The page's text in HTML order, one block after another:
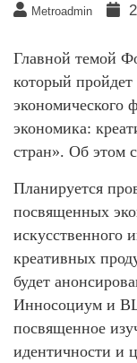
Metroadmin
Главной темой
который пройдет
экономического
экономика:
стран». Об этом
Планируется
посвященных
искусственного
креативных
будет
Инносоциум и
посвященное
идентичности и